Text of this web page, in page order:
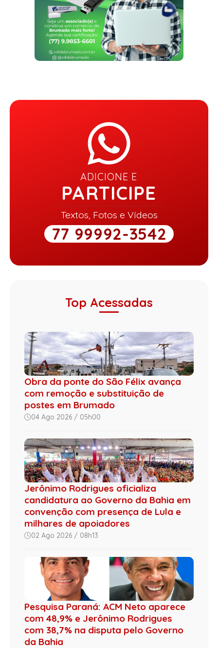
ADICIONE E
PARTICIPE
Textos, Fotos e Vídeos
77 99992-3542
Top Acessadas
Obra da ponte do São Félix avança
com remoção e substituição de
postes em Brumado
04 Ago 2026 / 05h00
Jerônimo Rodrigues oficializa
candidatura ao Governo da Bahia em
convenção com presença de Lula e
milhares de apoiadores
02 Ago 2026 / 08h13
Pesquisa Paraná: ACM Neto aparece
com 48,9% e Jerônimo Rodrigues
com 38,7% na disputa pelo Governo
da Bahia